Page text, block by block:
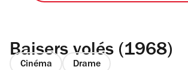
Baisers volés (1968)
Cinéma Drame